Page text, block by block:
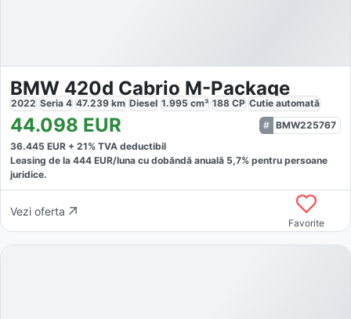
BMW 420d Cabrio M-Package
2022 Seria 4 47.239 km Diesel 1.995 cm³ 188 CP Cutie automată
44.098 EUR
BMW225767
36.445 EUR + 21% TVA deductibil
Leasing de la 444 EUR/luna cu dobăndă anuală 5,7% pentru persoane
juridice.
Vezi oferta
Favorite